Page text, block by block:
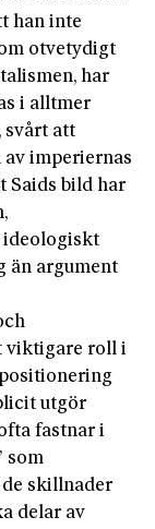
han inte
otvetydigt
har
i alltmer
svårt att
imperiernas
Saids bild har
ideologiskt
än argument
viktigare roll i
utgör
fastnar i
som
skillnader
delar av